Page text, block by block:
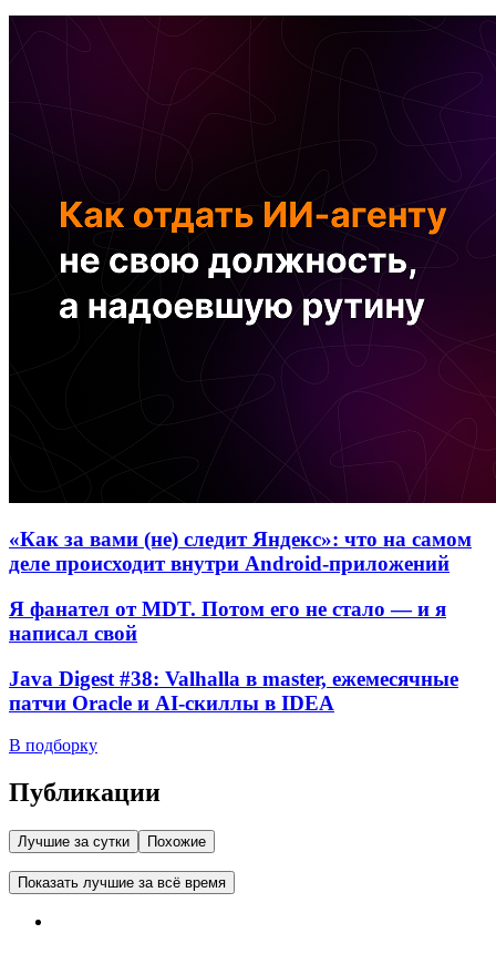
«Как за вами (не) следит Яндекс»: что на самом
деле происходит внутри Android-приложений
Я фанател от MDT. Потом его не стало — и я
написал свой
Java Digest #38: Valhalla в master, ежемесячные
патчи Oracle и AI-скиллы в IDEA
В подборку
Публикации
Лучшие за сутки Похожие
Показать лучшие за всё время